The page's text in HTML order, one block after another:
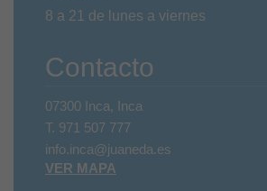
8 a 21 de lunes a viernes
Contacto
07300 Inca, Inca
T. 971 507 777
info.inca@juaneda.es
VER MAPA